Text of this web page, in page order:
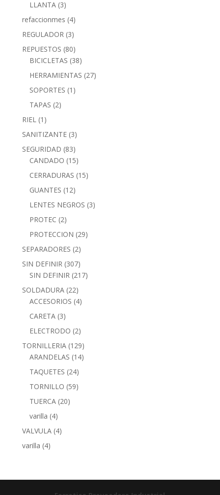
LLANTA (3)
refaccionmes (4)
REGULADOR (3)
REPUESTOS (80)
BICICLETAS (38)
HERRAMIENTAS (27)
SOPORTES (1)
TAPAS (2)
RIEL (1)
SANITIZANTE (3)
SEGURIDAD (83)
CANDADO (15)
CERRADURAS (15)
GUANTES (12)
LENTES NEGROS (3)
PROTEC (2)
PROTECCION (29)
SEPARADORES (2)
SIN DEFINIR (307)
SIN DEFINIR (217)
SOLDADURA (22)
ACCESORIOS (4)
CARETA (3)
ELECTRODO (2)
TORNILLERIA (129)
ARANDELAS (14)
TAQUETES (24)
TORNILLO (59)
TUERCA (20)
varilla (4)
VALVULA (4)
varilla (4)